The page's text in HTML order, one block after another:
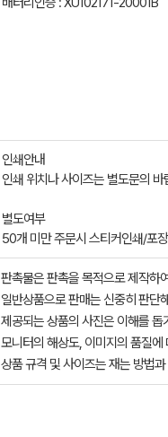
인쇄안내
인쇄 위치나 사이즈는 별도문의 바
별도여부
50개 미만 주문시 스티커인쇄/포
판촉물은 판촉을 목적으로 제작하
일반상품으로 판매는 신중히 판단
제공되는 상품의 사진은 이해를
모니터의 해상도, 이미지의 품질
상품 규격 및 사이즈는 재는 방법